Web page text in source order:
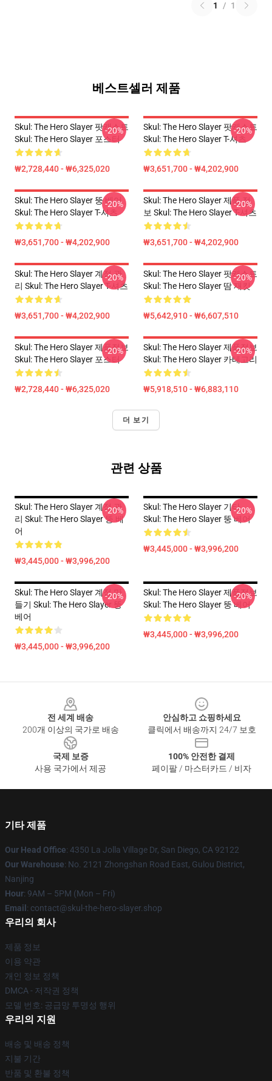
1 / 1
베스트셀러 제품
Skul: The Hero Slayer 팟캐스트
Skul: The Hero Slayer 포스터
₩2,728,440 - ₩6,325,020
-20%
Skul: The Hero Slayer 팟캐스트
Skul: The Hero Slayer T-셔츠
₩3,651,700 - ₩4,202,900
-20%
Skul: The Hero Slayer 뚱 베어
Skul: The Hero Slayer T-셔츠
₩3,651,700 - ₩4,202,900
-20%
Skul: The Hero Slayer 제품 정
보 Skul: The Hero Slayer T-셔츠
₩3,651,700 - ₩4,202,900
-20%
Skul: The Hero Slayer 계정 관
리 Skul: The Hero Slayer T-셔츠
₩3,651,700 - ₩4,202,900
-20%
Skul: The Hero Slayer 팟캐스트
Skul: The Hero Slayer 땀 재킷
₩5,642,910 - ₩6,607,510
-20%
Skul: The Hero Slayer 제품정보
Skul: The Hero Slayer 포스터
₩2,728,440 - ₩6,325,020
-20%
Skul: The Hero Slayer 제품정보
Skul: The Hero Slayer 카테고리
₩5,918,510 - ₩6,883,110
-20%
더 보기
관련 상품
Skul: The Hero Slayer 계정 관
리 Skul: The Hero Slayer 뚱 베
어
₩3,445,000 - ₩3,996,200
-20%
Skul: The Hero Slayer 기타
Skul: The Hero Slayer 뚱 베어
₩3,445,000 - ₩3,996,200
-20%
Skul: The Hero Slayer 계정 만
들기 Skul: The Hero Slayer 뚱
베어
₩3,445,000 - ₩3,996,200
-20%
Skul: The Hero Slayer 제품정보
Skul: The Hero Slayer 뚱 베어
₩3,445,000 - ₩3,996,200
-20%
전 세계 배송
200개 이상의 국가로 배송
안심하고 쇼핑하세요
클릭에서 배송까지 24/7 보호
국제 보증
사용 국가에서 제공
100% 안전한 결제
페이팔 / 마스터카드 / 비자
기타 제품
Our Head Office: 4350 La Jolla Village Dr, San Diego, CA 92122
Our Warehouse: No. 2121 Zhongshan Road East, Gulou District,
Nanjing
Hour: 9AM – 5PM (Mon – Fri)
Email : contact@skul-the-hero-slayer.shop
우리의 회사
제품 정보
이용 약관
개인 정보 정책
DMCA - 저작권 정책
모델 번호: 공급망 투명성 행위
우리의 지원
배송 및 배송 정책
지불 기간
반품 및 환불 정책